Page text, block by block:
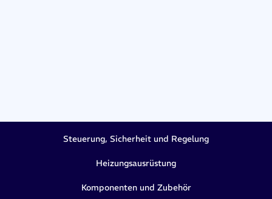
Steuerung, Sicherheit und Regelung
Heizungsausrüstung
Komponenten und Zubehör